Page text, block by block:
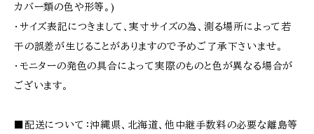
カバー類の色や形等。)
・サイズ表記につきまして、実寸サイズの為、測る場所によって若
干の誤差が生じることがありますので予めご了承下さいませ。
・モニターの発色の具合によって実際のものと色が異なる場合が
ございます。
■配送について：沖縄県、北海道、他中継手数料の必要な離島等